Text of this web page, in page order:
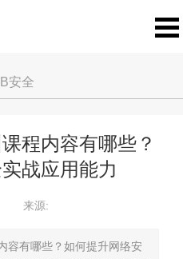
安全
程内容有哪些？
战应用能力
来源:
容有哪些？如何提升网络安